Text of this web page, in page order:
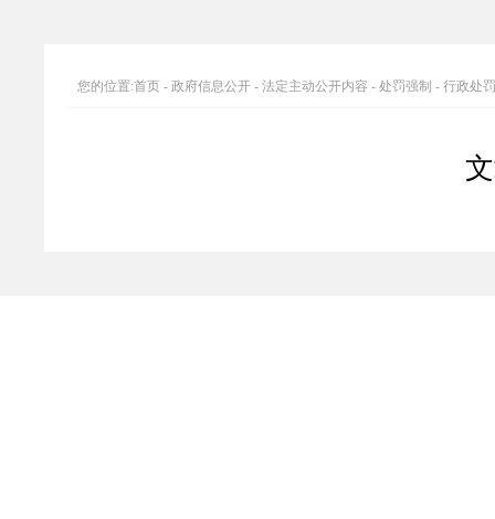
您的位置:首页 - 政府信息公开 - 法定主动公开内容 - 处罚强制 - 行政处